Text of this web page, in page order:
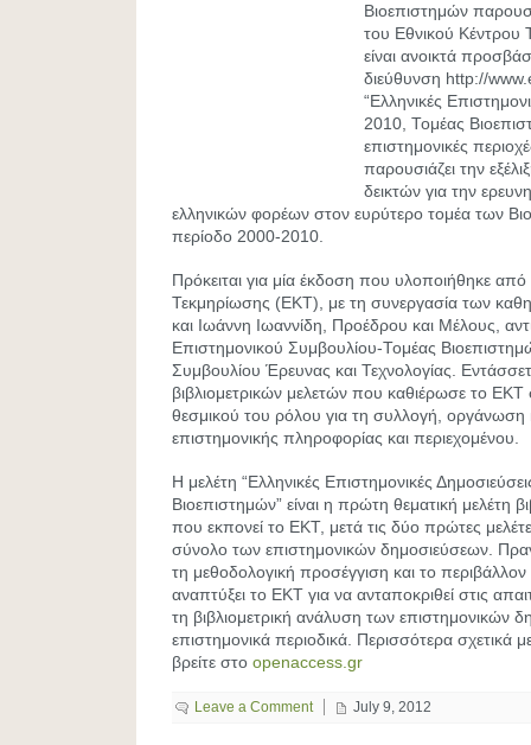
Βιοεπιστημών
του Εθνικού Κέντρου
είναι ανοικτά
διεύθυνση http://
“Ελληνικές
2010, Τομέας
επιστημονικές
παρουσιάζει την
δεικτών για την
ελληνικών φορέων στον ευρύτερο τομέα των
περίοδο 2000-2010.
Πρόκειται για μία έκδοση που υλοποιήθηκε
Τεκμηρίωσης (EKT), με τη συνεργασία των
και Ιωάννη Ιωαννίδη, Προέδρου και Μέλους,
Επιστημονικού Συμβουλίου-Τομέας
Συμβουλίου Έρευνας και Τεχνολογίας.
βιβλιομετρικών μελετών που καθιέρωσε το ΕΚΤ
θεσμικού του ρόλου για τη συλλογή, οργάνωση
επιστημονικής πληροφορίας και περιεχομένου.
Η μελέτη “Ελληνικές Επιστημονικές
Βιοεπιστημών” είναι η πρώτη θεματική μελέτη
που εκπονεί το ΕΚΤ, μετά τις δύο πρώτες
σύνολο των επιστημονικών δημοσιεύσεων.
τη μεθοδολογική προσέγγιση και το
αναπτύξει το ΕΚΤ για να ανταποκριθεί στις
τη βιβλιομετρική ανάλυση των επιστημονικών
επιστημονικά περιοδικά. Περισσότερα σχετικά
βρείτε στο openaccess.gr
Leave a Comment July 9, 2012